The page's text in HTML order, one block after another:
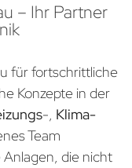
– Ihr Partner
für fortschrittliche
Konzepte in der
-, Klima-
Team
die nicht